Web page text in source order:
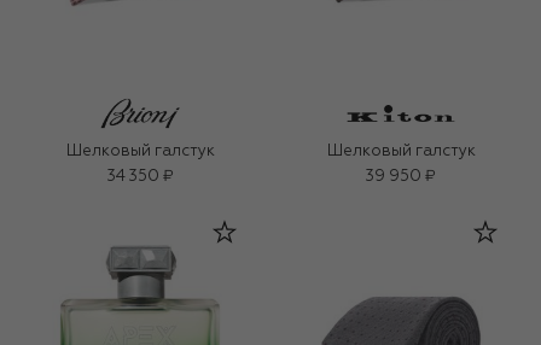
Шелковый галстук
34 350 ₽
Шелковый галстук
39 950 ₽